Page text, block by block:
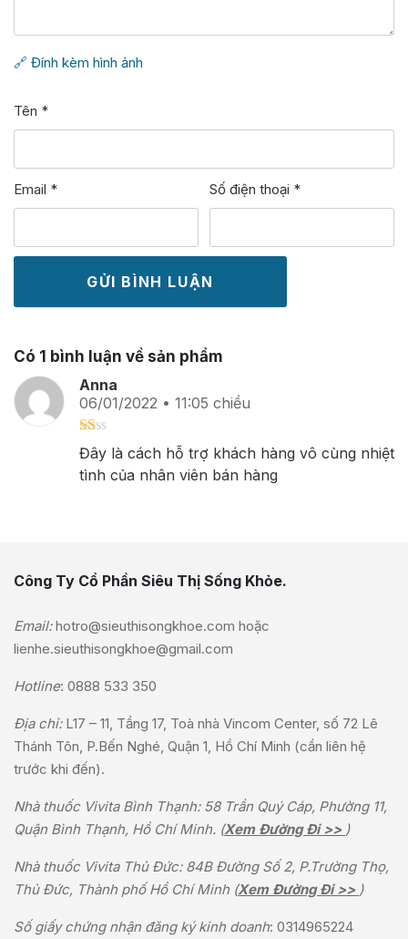
🔗 Đính kèm hình ảnh
Tên *
Email * Số điện thoại *
Có 1 bình luận về sản phẩm
Anna
06/01/2022 • 11:05 chiều
Được
xếp
hạng
Đây là cách hỗ trợ khách hàng vô cùng nhiệt
tình của nhân viên bán hàng
Công Ty Cổ Phần Siêu Thị Sống Khỏe.
Email: hotro@sieuthisongkhoe.com hoặc
lienhe.sieuthisongkhoe@gmail.com
Hotline: 0888 533 350
Địa chỉ: L17 – 11, Tầng 17, Toà nhà Vincom Center, số 72 Lê
Thánh Tôn, P.Bến Nghé, Quận 1, Hồ Chí Minh (cần liên hệ
trước khi đến).
Nhà thuốc Vivita Bình Thạnh: 58 Trần Quý Cáp, Phường 11,
Quận Bình Thạnh, Hồ Chí Minh. (Xem Đường Đi >> )
Nhà thuốc Vivita Thủ Đức: 84B Đường Số 2, P.Trường Thọ,
Thủ Đức, Thành phố Hồ Chí Minh (Xem Đường Đi >> )
Số giấy chứng nhận đăng ký kinh doanh: 0314965224